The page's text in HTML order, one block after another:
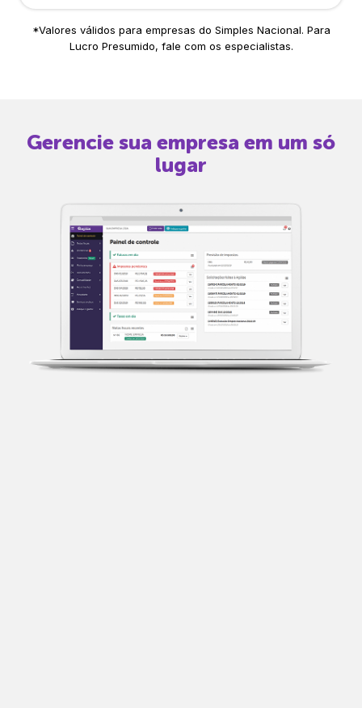
*Valores válidos para empresas do Simples Nacional. Para
Lucro Presumido, fale com os especialistas.
Gerencie sua empresa em um só
lugar